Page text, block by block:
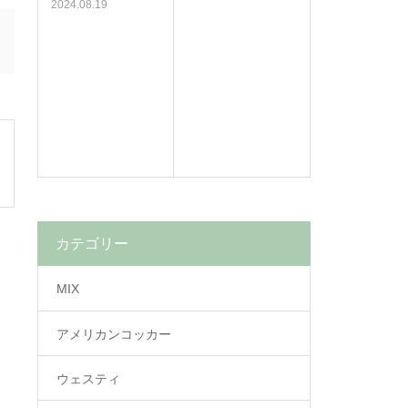
2024.08.19
カテゴリー
MIX
アメリカンコッカー
ウェスティ